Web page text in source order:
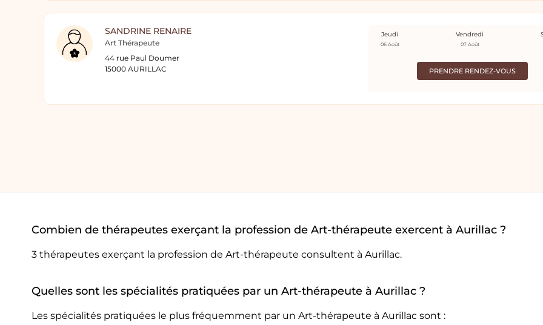
SANDRINE RENAIRE
Art Thérapeute
44 rue Paul Doumer
15000 AURILLAC
PRENDRE RENDEZ-VOUS
Jeudi
06 Août
Vendredi
07 Août
Combien de thérapeutes exerçant la profession de Art-thérapeute exercent à Aurillac ?
3 thérapeutes exerçant la profession de Art-thérapeute consultent à Aurillac.
Quelles sont les spécialités pratiquées par un Art-thérapeute à Aurillac ?
Les spécialités pratiquées le plus fréquemment par un Art-thérapeute à Aurillac sont :